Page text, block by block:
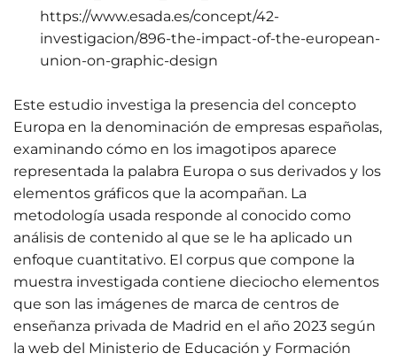
https://www.esada.es/concept/42-
investigacion/896-the-impact-of-the-european-
union-on-graphic-design
Este estudio investiga la presencia del concepto
Europa en la denominación de empresas españolas,
examinando cómo en los imagotipos aparece
representada la palabra Europa o sus derivados y los
elementos gráficos que la acompañan. La
metodología usada responde al conocido como
análisis de contenido al que se le ha aplicado un
enfoque cuantitativo. El corpus que compone la
muestra investigada contiene dieciocho elementos
que son las imágenes de marca de centros de
enseñanza privada de Madrid en el año 2023 según
la web del Ministerio de Educación y Formación